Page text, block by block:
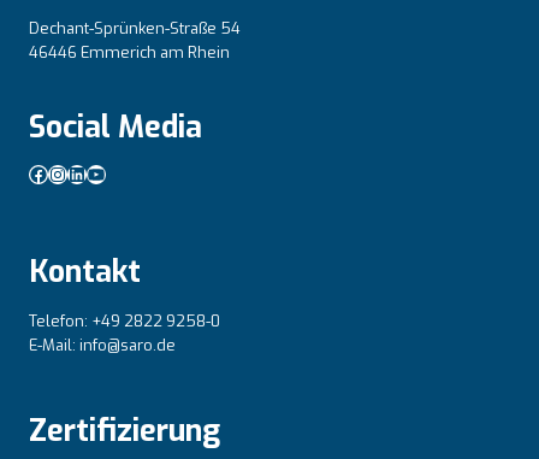
Dechant-Sprünken-Straße 54
46446 Emmerich am Rhein
Social Media
Facebook
Instagram
LinkedIn
YouTube
Kontakt
Telefon: +49 2822 9258-0
E-Mail: info@saro.de
Zertifizierung